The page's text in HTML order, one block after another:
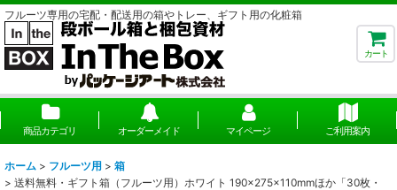
フルーツ専用の宅配・配送用の箱やトレー、ギフト用の化粧箱
カート
商品カテゴリ オーダーメイド マイページ ご利用案内
ホーム > フルーツ用 > 箱
> 送料無料・ギフト箱（フルーツ用）ホワイト 190×275×110mmほか「30枚・